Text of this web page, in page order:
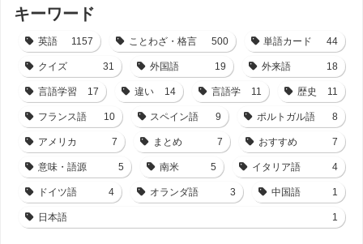
キーワード
英語 1157 ことわざ・格言 500 単語カード 44
クイズ 31 外国語 19 外来語 18
言語学習 17 違い 14 言語学 11 歴史 11
フランス語 10 スペイン語 9 ポルトガル語 8
アメリカ 7 まとめ 7 おすすめ 7
意味・語源 5 南米 5 イタリア語 4
ドイツ語 4 オランダ語 3 中国語 1
日本語 1